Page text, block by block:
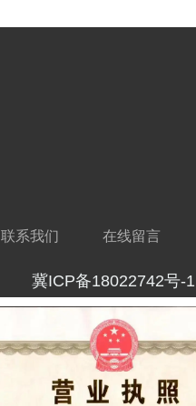
联系我们 在线留言
冀ICP备18022742号-1